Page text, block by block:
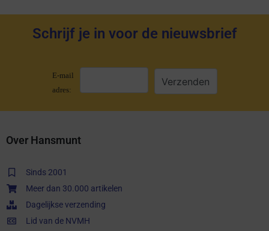
Schrijf je in voor de nieuwsbrief
E-mail
adres:
Over Hansmunt
Sinds 2001
Meer dan 30.000 artikelen
Dagelijkse verzending
Lid van de NVMH